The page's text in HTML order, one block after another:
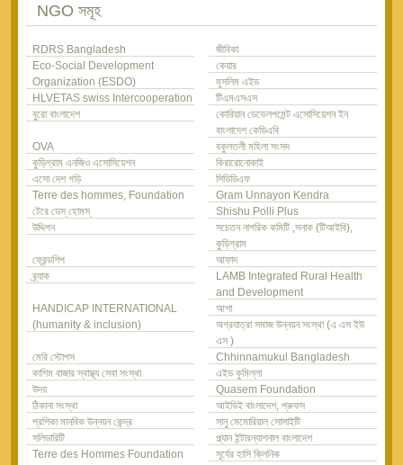
NGO সমূহ
RDRS Bangladesh
জীবিকা
Eco-Social Development
Organization (ESDO)
কেয়ার
মুসলিম এইড
HLVETAS swiss Intercooperation
টিএমএসএস
বুরো বাংলাদেশ
কোরিয়ান ডেভেলপমেন্ট এসোসিয়েশন ইন
বাংলাদেশ কেডিএবি
OVA
বকুলতলী মহিলা সংসদ
কুড়িগ্রাম এনজিও এসোসিয়েশন
কিরারোনোকাই
এসো দেশ গড়ি
সিডিডিএফ
Terre des hommes, Foundation
টেরে ডেস্ হোমস্
Gram Unnayon Kendra
Shishu Polli Plus
উদ্দিপন
সচেতন নাগরিক কমিটি ,সনাক (টিআইবি),
কুড়িগ্রাম
ফ্রেন্ডশিপ
আফাদ
ব্র্যাক
LAMB Integrated Rural Health
and Development
HANDICAP INTERNATIONAL
(humanity & inclusion)
আশা
অগ্রযাত্রা সমাজ উন্নয়ন সংস্থা (এ এস ইউ
এস )
মেরি স্টোপস
Chhinnamukul Bangladesh
কাশিম বাজার স্বাস্থ্য সেবা সংস্থা
এইড কুমিল্লা
উদয়
Quasem Foundation
ঠিকানা সংস্থা
আইডিই বাংলাদেশ, প্রুফস
প্রশিকা মানবিক উন্নয়ন কেন্দ্র
সানু মেমোরিয়াল সোসাইটি
সলিডারিটি
প্ল্যান ইন্টারন্যাশনাল বাংলাদেশ
Terre des Hommes Foundation
সূর্যের হাসি ক্লিনিক